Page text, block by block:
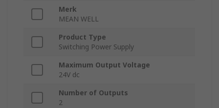
Merk
MEAN WELL
Product Type
Switching Power Supply
Maximum Output Voltage
24V dc
Number of Outputs
2